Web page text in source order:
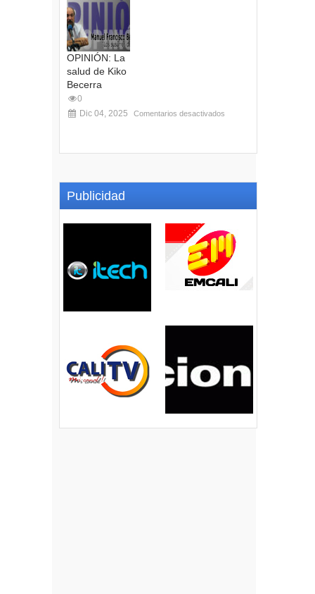
OPINIÓN: La
salud de Kiko
Becerra
0
Dic 04, 2025
Comentarios desactivados
Publicidad